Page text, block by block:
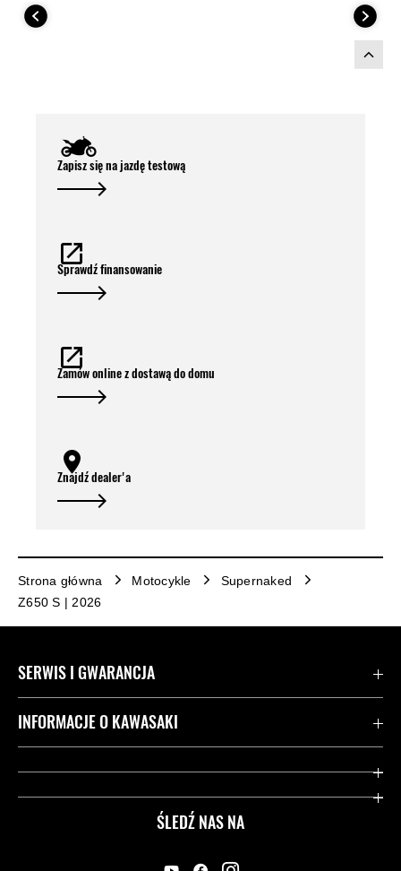
Zapisz się na jazdę testową
Sprawdź finansowanie
Zamów online z dostawą do domu
Znajdź dealer'a
Strona główna Motocykle
Supernaked
Z650 S | 2026
ŚLEDŹ NAS NA
SERWIS I GWARANCJA
Kontakt
Przydatne strony
INFORMACJE O KAWASAKI
Dziedzictwo Kawasaki